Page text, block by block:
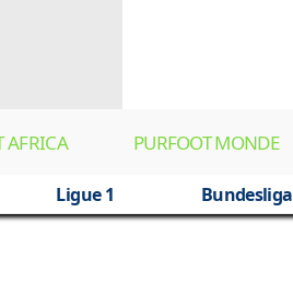
AFRICA PURFOOT MONDE
Ligue 1 Bundesliga